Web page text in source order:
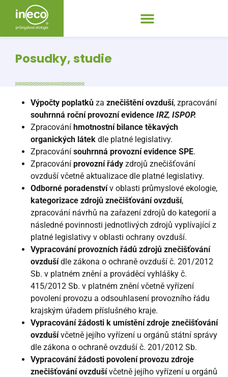
Posudky, studie
Výpočty poplatků za znečištění ovzduší, zpracování
souhrnná roční provozní evidence IRZ, ISPOP.
Zpracování hmotnostní bilance těkavých
organických látek dle platné legislativy.
Zpracování souhrnná provozní evidence SPE.
Zpracování provozní řády zdrojů znečišťování
ovzduší včetně aktualizace dle platné legislativy.
Odborné poradenstvív oblasti průmyslové ekologie,
kategorizace zdrojů znečišťování ovzduší,
zpracování návrhů na zařazení zdrojů do kategorií a
následné povinnosti jednotlivých zdrojů vyplívající z
platné legislativy v oblasti ochrany ovzduší.
Vypracování provozních řádů zdrojů znečišťování
ovzdušídle zákona o ochraně ovzduší č. 201/2012
Sb. v platném znění a prováděcí vyhlášky č.
415/2012 Sb. v platném znění včetně vyřízení
povolení provozu a odsouhlasení provozního řádu
krajským úřadem příslušného kraje.
Vypracování žádosti k umístění zdroje znečišťování
ovzdušívčetně jejího vyřízení u orgánů státní správy
dle zákona o ochraně ovzduší č. 201/2012 Sb.
Vypracování žádosti povolení provozu zdroje
znečišťování ovzdušívčetně jejího vyřízení u orgánů